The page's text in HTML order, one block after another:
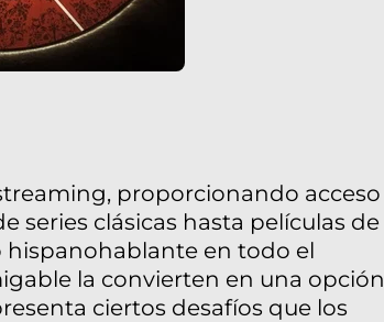
proporcionando acceso
series clásicas hasta películas de
hispanohablante en todo el
la convierten en una opción
ciertos desafíos que los